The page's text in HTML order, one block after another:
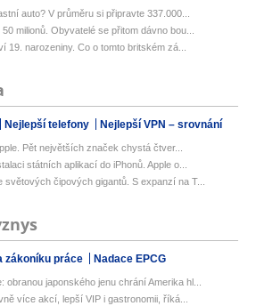
auto? V průměru si připravte 337.000...
milionů. Obyvatelé se přitom dávno bou...
19. narozeniny. Co o tomto britském zá...
Nejlepší telefony Nejlepší VPN – srovnání
Pět největších značek chystá čtver...
státních aplikací do iPhonů. Apple o...
čipových gigantů. S expanzí na T...
zákoníku práce Nadace EPCG
japonského jenu chrání Amerika hl...
více akcí, lepší VIP i gastronomii, říká...